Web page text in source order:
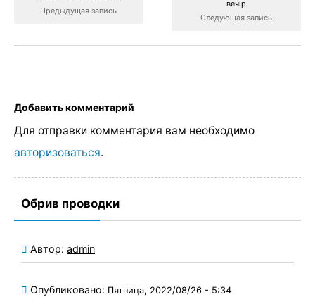
Предыдущая запись
вечір
Следующая запись
Добавить комментарий
Для отправки комментария вам необходимо
авторизоваться.
Обрив проводки
Автор: admin
Опубликовано: Пятница, 2022/08/26 - 5:34